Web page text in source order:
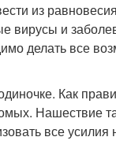
из
вирусы и
делать все
Как
Нашествие
все усилия